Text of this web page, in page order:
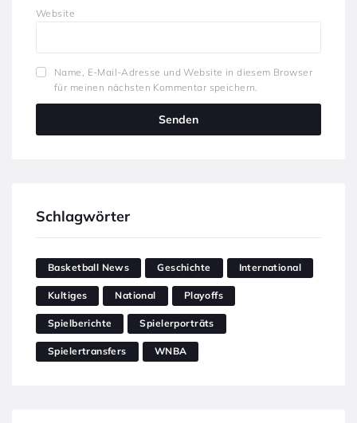
Website
Name, E-Mail-Adresse und Website in diesem Browser
für meinen nächsten Kommentar speichern.
Schlagwörter
Basketball News Geschichte International
Kultiges National Playoffs
Spielberichte Spielerporträts
Spielertransfers WNBA